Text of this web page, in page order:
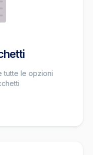
tutte le opzioni